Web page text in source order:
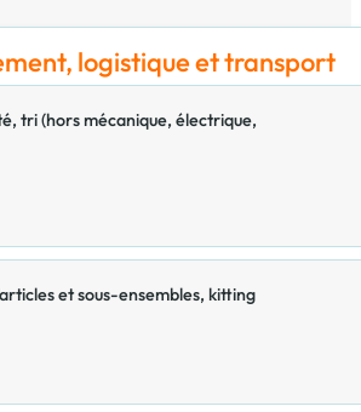
logistique et transport
tri (hors mécanique, électrique,
et sous-ensembles, kitting